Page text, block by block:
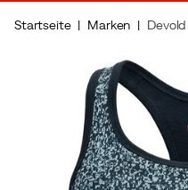
Startseite Marken Devold